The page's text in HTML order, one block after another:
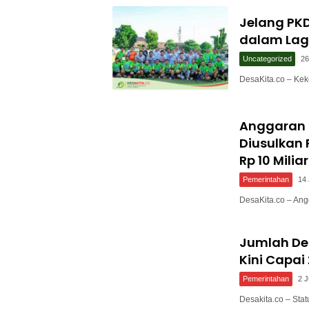
Jelang
dalam
Uncategorized
DesaKita.co –
Anggaran
Diusulkan
Rp 10 Miliar
Pemerintahan 14
DesaKita.co –
Jumlah
Kini Capai
Pemerintahan 2
Desakita.co –